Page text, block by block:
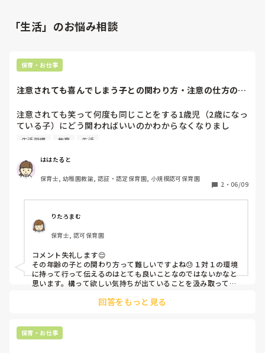
「生活」のお悩み相談
保育・お仕事
注意されても喜んでしまう子との関わり方・注意の仕方のア
注意されても笑って何度も同じことをする1歳児（2歳になっ
ている子）にどう関わればいいのかわからなくなりまし
た…。
上）になると構ってほしいのか何度も注意されるようなこと
をします。
もともと保育時間が長かったり（7:00〜18:00）、保護者が
があるのはわかっているのですが、保育園だけではフォロー
がしきれなくなってきました。
どう関わり、保護者にお伝えしたらわかってくれるのでしょ
生活習慣 教育 生活
ははたると
保育士, 幼稚園教諭, 認証・認定保育園, 小規模認可保育園
2 ・ 06/09
りたろまむ
保育士, 認可保育園
コメント失礼します😌
その年齢の子との関わり方って難しいですよね😓１対１の環境
に持って行って伝えるのはとても良いことなのではないかなと
思います。構って欲しい気持ちが出ていることを汲み取ってあ
の子に伝わると良いですね。お家ではどのような様子か保護者
回答をもっと見る
保育・お仕事